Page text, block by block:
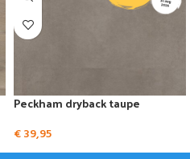
Peckham dryback taupe
€39,95